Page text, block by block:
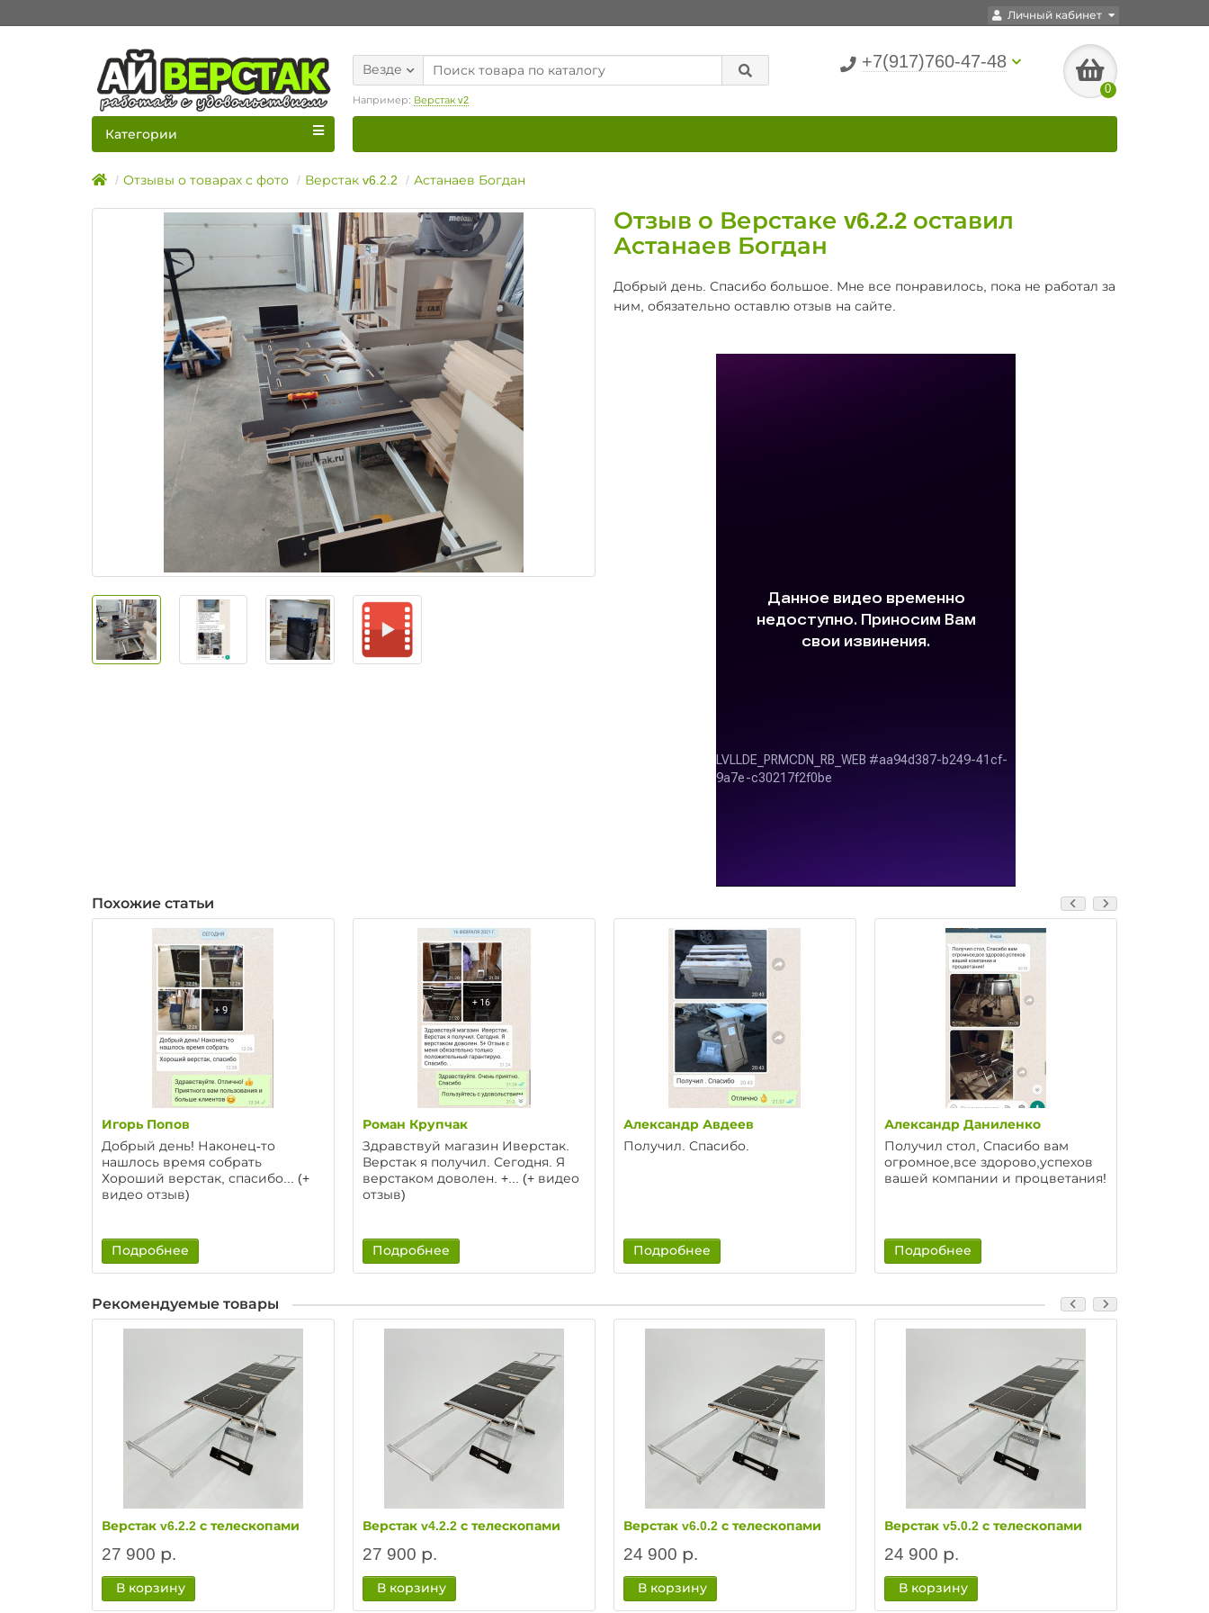
Личный кабинет
+7(917)760-47-48
0
Везде
Например: Верстак v2
Категории
Отзывы о товарах с фото Верстак v6.2.2 Астанаев Богдан
Отзыв о Верстаке v6.2.2 оставил
Астанаев Богдан
Добрый день. Спасибо большое. Мне все понравилось, пока не работал за
ним, обязательно оставлю отзыв на сайте.
Похожие статьи
Игорь Попов
Добрый день! Наконец-то
нашлось время собрать
Хороший верстак, спасибо... (+
видео отзыв)
Подробнее
Роман Крупчак
Здравствуй магазин Иверстак.
Верстак я получил. Сегодня. Я
верстаком доволен. +... (+ видео
отзыв)
Подробнее
Александр Авдеев
Получил. Спасибо.
Подробнее
Александр Даниленко
Получил стол, Спасибо вам
огромное,все здорово,успехов
вашей компании и процветания!
Подробнее
Рекомендуемые товары
Верстак v6.2.2 с телескопами
27 900 р.
В корзину
Верстак v4.2.2 с телескопами
27 900 р.
В корзину
Верстак v6.0.2 с телескопами
24 900 р.
В корзину
Верстак v5.0.2 с телескопами
24 900 р.
В корзину